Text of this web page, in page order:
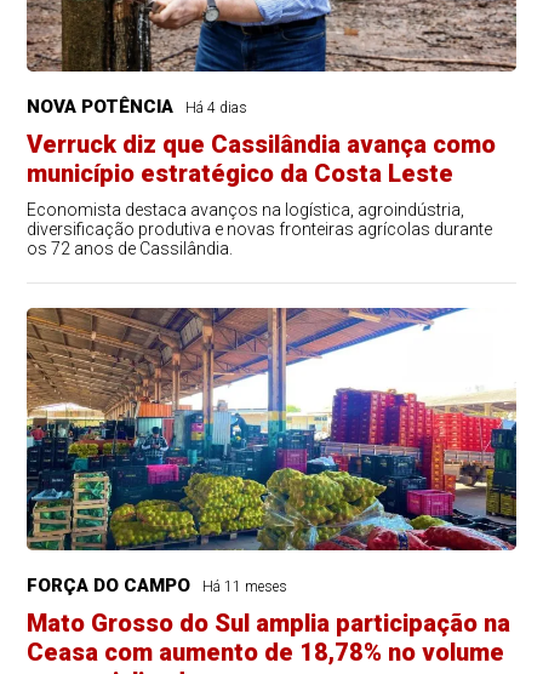
NOVA POTÊNCIA Há 4 dias
Verruck diz que Cassilândia avança como
município estratégico da Costa Leste
Economista destaca avanços na logística, agroindústria,
diversificação produtiva e novas fronteiras agrícolas durante
os 72 anos de Cassilândia.
FORÇA DO CAMPO Há 11 meses
Mato Grosso do Sul amplia participação na
Ceasa com aumento de 18,78% no volume